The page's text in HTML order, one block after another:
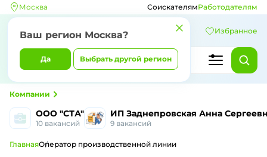
Москва
Ваш регион Москва?
Да Выбрать другой регион
СоискателямРаботодателям
Избранное
ООО "СТА"
10 вакансий
ИП Заднепровская Анна
9 вакансий
Компании
ГлавнаяОператор производственной линии